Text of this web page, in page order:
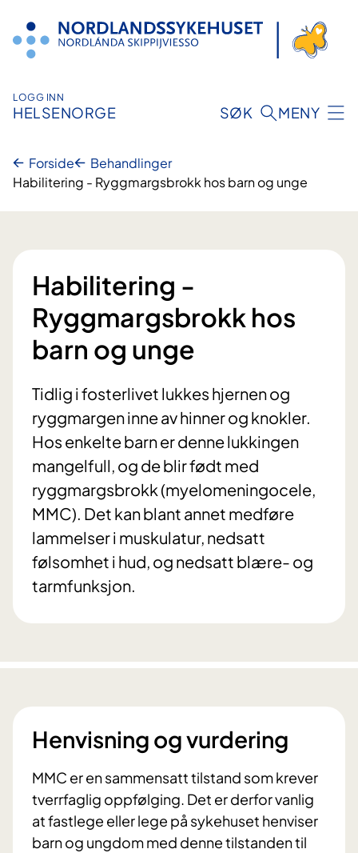
innhold
LOGG INN
HELSENORGE SØK MENY
Forside
Behandlinger
Habilitering - Ryggmargsbrokk hos barn og unge
Habilitering -
Ryggmargsbrokk hos
barn og unge
Tidlig i fosterlivet lukkes hjernen og
ryggmargen inne av hinner og knokler.
Hos enkelte barn er denne lukkingen
mangelfull, og de blir født med
ryggmargsbrokk (myelomeningocele,
MMC). Det kan blant annet medføre
lammelser i muskulatur, nedsatt
følsomhet i hud, og nedsatt blære- og
tarmfunksjon.
Henvisning og vurdering
MMC er en sammensatt tilstand som krever
tverrfaglig oppfølging. Det er derfor vanlig
at fastlege eller lege på sykehuset henviser
barn og ungdom med denne tilstanden til